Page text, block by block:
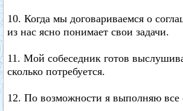
10. Когда мы договариваемся о
из нас ясно понимает свои задачи.
11. Мой собеседник готов
сколько потребуется.
12. По возможности я выполняю все